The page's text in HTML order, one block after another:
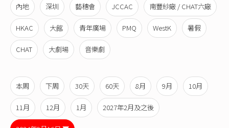
內地 深圳 藝穗會 JCCAC 南豐紗廠 / CHAT六廠
HKAC 大館 青年廣場 PMQ WestK 暑假
CHAT 大劇場 音樂劇
本周 下周 30天 60天 8月 9月 10月
11月 12月 1月 2027年2月及之後